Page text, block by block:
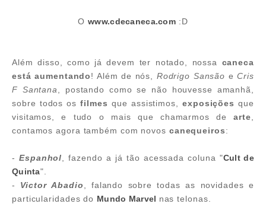
Owww.cdecaneca.com:D
Além disso, como já devem ter notado, nossa caneca
está aumentando! Além de nós, Rodrigo Sansão eCris
F Santana
, postando como se não houvesse amanhã,
sobre todos osfilmes que assistimos,exposições que
visitamos, e tudo o mais que chamarmos dearte
contamos agora também com novos canequeiros:
-Espanhol , fazendo a já tão acessada coluna "Cult de
Quinta".
- Victor Abadio , falando sobre todas as novidades e
particularidades do Mundo Marvel nas telonas.